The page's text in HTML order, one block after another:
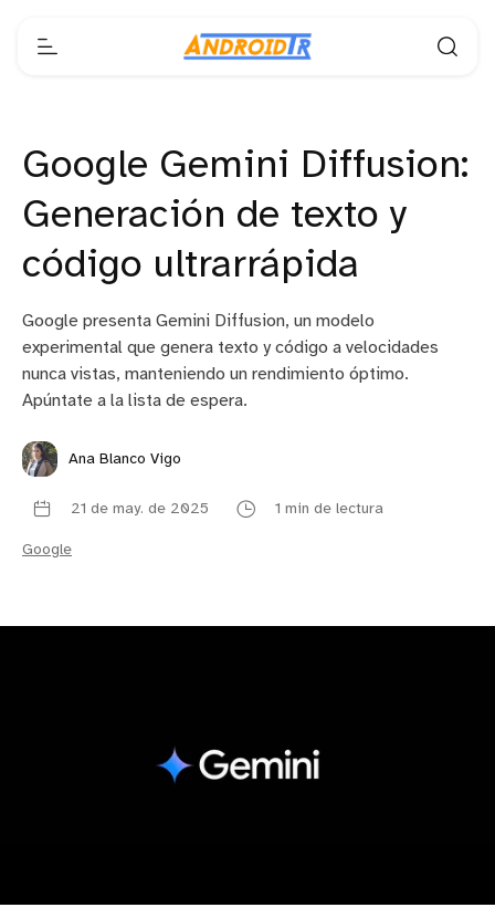
Google Gemini Diffusion:
Generación de texto y
código ultrarrápida
Google presenta Gemini Diffusion, un modelo
experimental que genera texto y código a velocidades
nunca vistas, manteniendo un rendimiento óptimo.
Apúntate a la lista de espera.
Ana Blanco Vigo
21 de may. de 2025 1 min de lectura
Google